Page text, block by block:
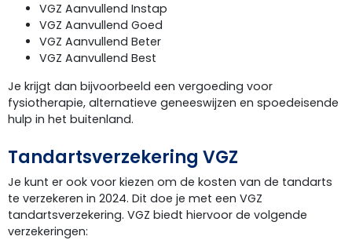
VGZ Aanvullend Instap
VGZ Aanvullend Goed
VGZ Aanvullend Beter
VGZ Aanvullend Best
Je krijgt dan bijvoorbeeld een vergoeding voor
fysiotherapie, alternatieve geneeswijzen en spoedeisende
hulp in het buitenland.
Tandartsverzekering VGZ
Je kunt er ook voor kiezen om de kosten van de tandarts
te verzekeren in 2024. Dit doe je met een VGZ
tandartsverzekering. VGZ biedt hiervoor de volgende
verzekeringen: